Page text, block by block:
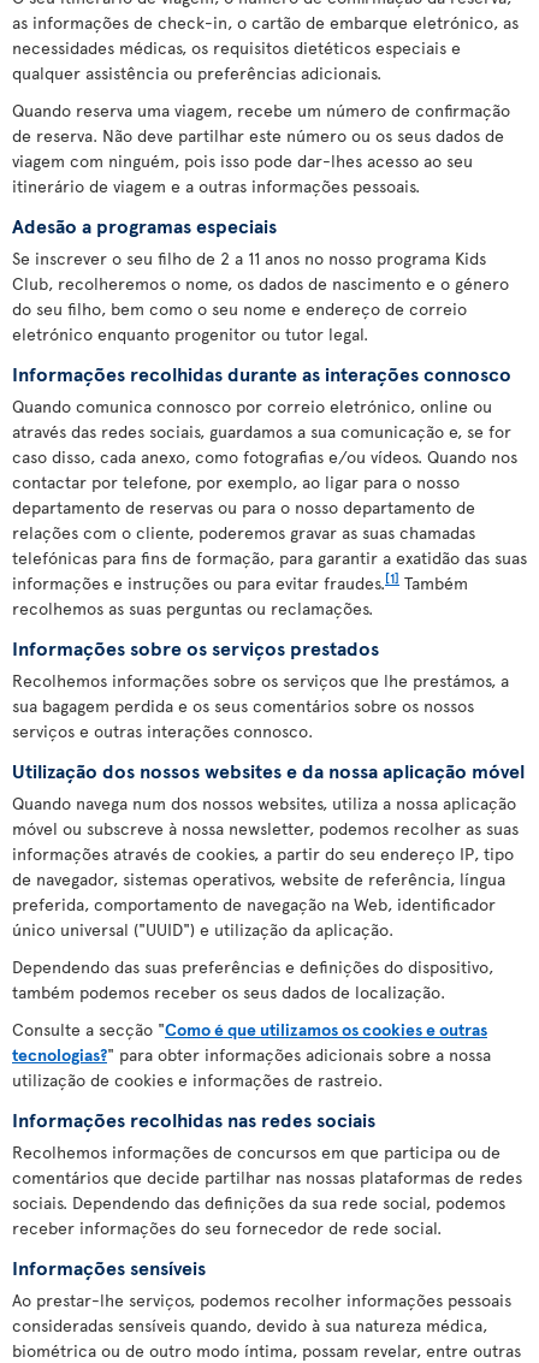
as informações de check-in, o cartão de embarque eletrónico, as
necessidades médicas, os requisitos dietéticos especiais e
qualquer assistência ou preferências adicionais.
Quando reserva uma viagem, recebe um número de confirmação
de reserva. Não deve partilhar este número ou os seus dados de
viagem com ninguém, pois isso pode dar-lhes acesso ao seu
itinerário de viagem e a outras informações pessoais.
Adesão a programas especiais
Se inscrever o seu filho de 2 a 11 anos no nosso programa Kids
Club, recolheremos o nome, os dados de nascimento e o género
do seu filho, bem como o seu nome e endereço de correio
eletrónico enquanto progenitor ou tutor legal.
Informações recolhidas durante as interações connosco
Quando comunica connosco por correio eletrónico, online ou
através das redes sociais, guardamos a sua comunicação e, se for
caso disso, cada anexo, como fotografias e/ou vídeos. Quando nos
contactar por telefone, por exemplo, ao ligar para o nosso
departamento de reservas ou para o nosso departamento de
relações com o cliente, poderemos gravar as suas chamadas
telefónicas para fins de formação, para garantir a exatidão das suas
informações e instruções ou para evitar fraudes.[1] Também
recolhemos as suas perguntas ou reclamações.
Informações sobre os serviços prestados
Recolhemos informações sobre os serviços que lhe prestámos, a
sua bagagem perdida e os seus comentários sobre os nossos
serviços e outras interações connosco.
Utilização dos nossos websites e da nossa aplicação móvel
Quando navega num dos nossos websites, utiliza a nossa aplicação
móvel ou subscreve à nossa newsletter, podemos recolher as suas
informações através de cookies, a partir do seu endereço IP, tipo
de navegador, sistemas operativos, website de referência, língua
preferida, comportamento de navegação na Web, identificador
único universal ("UUID") e utilização da aplicação.
Dependendo das suas preferências e definições do dispositivo,
também podemos receber os seus dados de localização.
Consulte a secção "Como é que utilizamos os cookies e outras
tecnologias?" para obter informações adicionais sobre a nossa
utilização de cookies e informações de rastreio.
Informações recolhidas nas redes sociais
Recolhemos informações de concursos em que participa ou de
comentários que decide partilhar nas nossas plataformas de redes
sociais. Dependendo das definições da sua rede social, podemos
receber informações do seu fornecedor de rede social.
Informações sensíveis
Ao prestar-lhe serviços, podemos recolher informações pessoais
consideradas sensíveis quando, devido à sua natureza médica,
biométrica ou de outro modo íntima, possam revelar, entre outras